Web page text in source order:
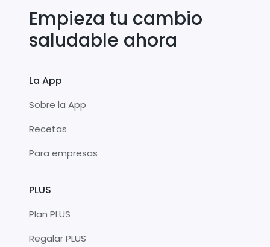
Empieza tu cambio
saludable ahora
La App
Sobre la App
Recetas
Para empresas
PLUS
Plan PLUS
Regalar PLUS